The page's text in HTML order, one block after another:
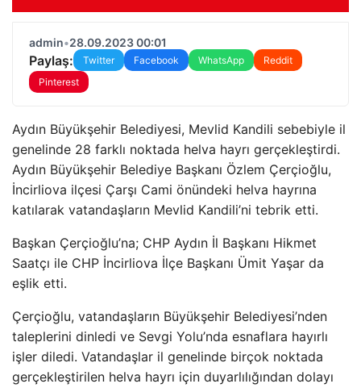
admin•28.09.2023 00:01
Paylaş: Twitter Facebook WhatsApp
Reddit
Pinterest
Aydın Büyükşehir Belediyesi, Mevlid Kandili sebebiyle il
genelinde 28 farklı noktada helva hayrı gerçekleştirdi.
Aydın Büyükşehir Belediye Başkanı Özlem Çerçioğlu,
İncirliova ilçesi Çarşı Cami önündeki helva hayrına
katılarak vatandaşların Mevlid Kandili’ni tebrik etti.
Başkan Çerçioğlu’na; CHP Aydın İl Başkanı Hikmet
Saatçı ile CHP İncirliova İlçe Başkanı Ümit Yaşar da
eşlik etti.
Çerçioğlu, vatandaşların Büyükşehir Belediyesi’nden
taleplerini dinledi ve Sevgi Yolu’nda esnaflara hayırlı
işler diledi. Vatandaşlar il genelinde birçok noktada
gerçekleştirilen helva hayrı için duyarlılığından dolayı